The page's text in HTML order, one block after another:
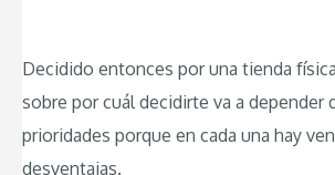
Decidido entonces por una tienda
sobre por cuál decidirte va a depender
prioridades porque en cada una hay
desventajas.